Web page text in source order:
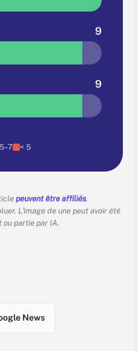
9
9
5–7 < 5
peuvent être affiliés.
L'image de une peut avoir été
ou partie par IA.
News